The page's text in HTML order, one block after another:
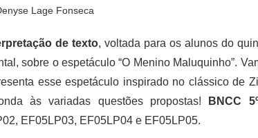
Lage Fonseca
de texto, voltada para os alunos do
sobre o espetáculo “O Menino Maluquinho”.
esse espetáculo inspirado no clássico de
às variadas questões propostas!
BNCC
EF05LP03, EF05LP04 e EF05LP05.